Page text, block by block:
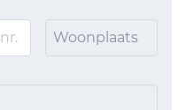
Woonplaats